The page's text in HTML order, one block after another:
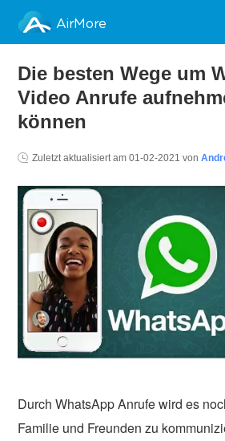
AirMore
Die besten Wege um
Video Anrufe
können
Zuletzt aktualisiert am01-02-2021 von
Durch WhatsApp Anrufe wird es
Familie und Freunden zu